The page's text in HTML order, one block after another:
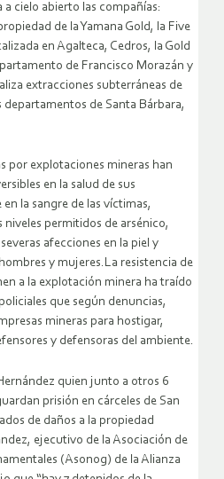
cielo abierto las compañías:
de la Yamana Gold, la Five
en Agalteca, Cedros, la Gold
de Francisco Morazán y
extracciones subterráneas de
de Santa Bárbara,
por explotaciones mineras han
en la salud de sus
la sangre de las víctimas,
niveles permitidos de arsénico,
afecciones en la piel y
y mujeres.La resistencia de
a la explotación minera ha traído
que según denuncias,
mineras para hostigar,
y defensoras del ambiente.
quien junto a otros 6
prisión en cárceles de San
de daños a la propiedad
ejecutivo de la Asociación de
(Asonog) de la Alianza